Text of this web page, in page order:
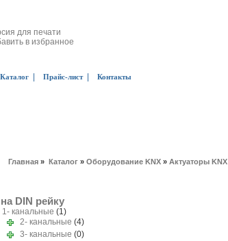
для печати
в избранное
Каталог Прайс-лист| Контакты
Главная » Каталог » Оборудование KNX » Актуаторы KNX
на DIN рейку
1- канальные (1)
2- канальные (4)
3- канальные (0)